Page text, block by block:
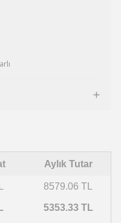
Aylık Tutar
8579.06 TL
5353.33 TL